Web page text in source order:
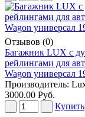
Отзывов (0)
Багажник LUX с
рейлингами для
Wagon универсал
Производитель:
3000.00 Руб.
Купить